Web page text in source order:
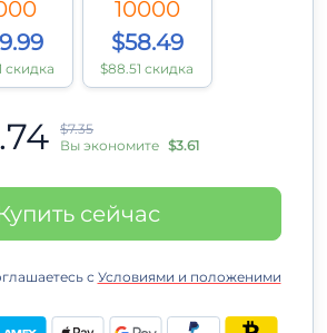
скидка
10000
$58.49
$88.51 скидка
$7.35
Вы экономите $3.61
сейчас
с Условиями и положеними